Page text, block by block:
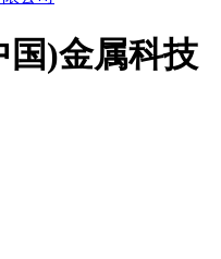
国)金属科技